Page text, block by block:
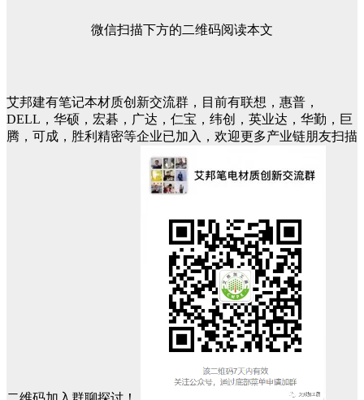
微信扫描下方的二维码阅读本文
艾邦建有笔记本材质创新交流群，目前有联想，惠普，
DELL，华硕，宏碁，广达，仁宝，纬创，英业达，华勤，巨
腾，可成，胜利精密等企业已加入，欢迎更多产业链朋友扫描